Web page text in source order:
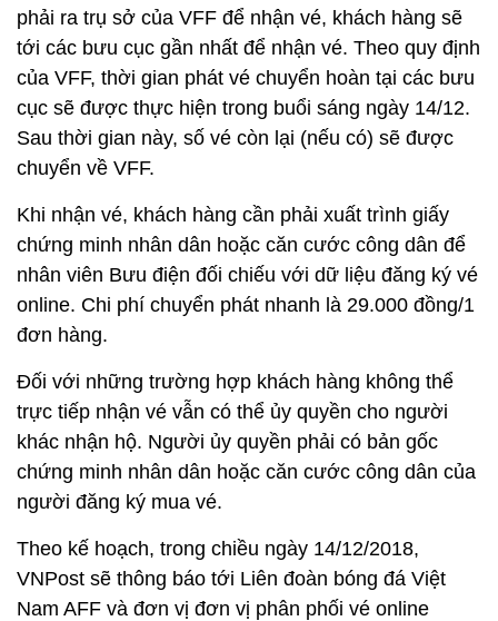
phải ra trụ sở của VFF để nhận vé, khách hàng sẽ
tới các bưu cục gần nhất để nhận vé. Theo quy định
của VFF, thời gian phát vé chuyển hoàn tại các bưu
cục sẽ được thực hiện trong buổi sáng ngày 14/12.
Sau thời gian này, số vé còn lại (nếu có) sẽ được
chuyển về VFF.
Khi nhận vé, khách hàng cần phải xuất trình giấy
chứng minh nhân dân hoặc căn cước công dân để
nhân viên Bưu điện đối chiếu với dữ liệu đăng ký vé
online. Chi phí chuyển phát nhanh là 29.000 đồng/1
đơn hàng.
Đối với những trường hợp khách hàng không thể
trực tiếp nhận vé vẫn có thể ủy quyền cho người
khác nhận hộ. Người ủy quyền phải có bản gốc
chứng minh nhân dân hoặc căn cước công dân của
người đăng ký mua vé.
Theo kế hoạch, trong chiều ngày 14/12/2018,
VNPost sẽ thông báo tới Liên đoàn bóng đá Việt
Nam AFF và đơn vị đơn vị phân phối vé online